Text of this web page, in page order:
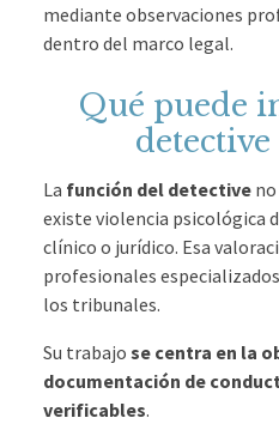
mediante observaciones
dentro del marco legal.
Qué puede
La función del detective
existe violencia psicológica
clínico o jurídico. Esa
profesionales
los tribunales.
Su trabajo se centra en la
documentación de
verificables.